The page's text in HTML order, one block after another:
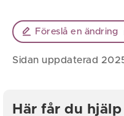
Föreslå en ändring
Sidan uppdaterad
Här får du hjälp